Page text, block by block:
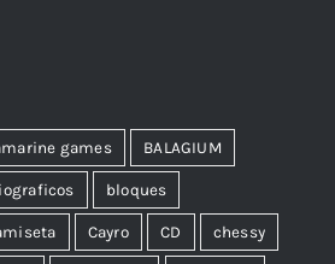
games BALAGIUM
bloques
Cayro CD chessy